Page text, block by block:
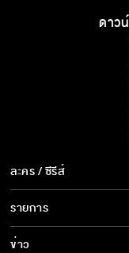
ดาว
ละคร / ซีรีส์
ละคร/ซีรีส์
ซีรีส์นานาชาติ
รายการ
รายการทั้งหมด
ข่าว